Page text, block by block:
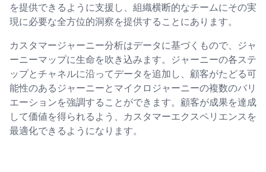
を提供できるように支援し、組織横断的なチームにその実
現に必要な全方位的洞察を提供することにあります。
カスタマージャーニー分析はデータに基づくもので、ジャ
ーニーマップに生命を吹き込みます。ジャーニーの各ステ
ップとチャネルに沿ってデータを追加し、顧客がたどる可
能性のあるジャーニーとマイクロジャーニーの複数のバリ
エーションを強調することができます。顧客が成果を達成
して価値を得られるよう、カスタマーエクスペリエンスを
最適化できるようになります。